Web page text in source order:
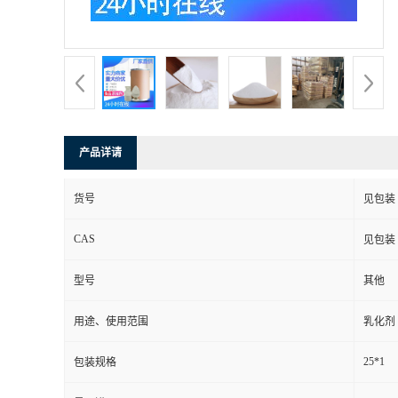
产品详请
货号 见包装
CAS 见包装
型号 其他
用途、使用范围 乳化剂
包装规格 25*1